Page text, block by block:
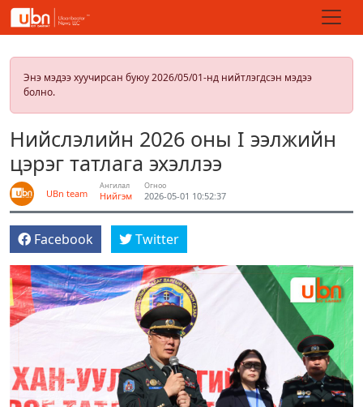
Энэ мэдээ хуучирсан буюу 2026/05/01-нд нийтлэгдсэн мэдээ
болно.
Нийслэлийн 2026 оны I ээлжийн
цэрэг татлага эхэллээ
UBn team
Ангилал
Нийгэм
Огноо
2026-05-01 10:52:37
Facebook Twitter